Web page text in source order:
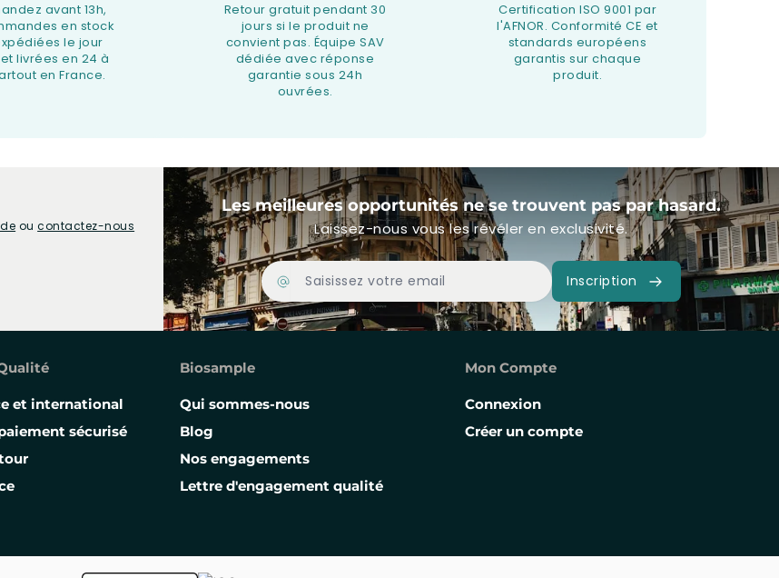
avant 13h,
en stock
le jour
livrées en 24 à
en France.
Retour gratuit pendant 30
jours si le produit ne
convient pas. Équipe SAV
dédiée avec réponse
garantie sous 24h
ouvrées.
Certification ISO 9001 par
l'AFNOR. Conformité CE et
standards européens
garantis sur chaque
produit.
oucontactez-nous
Les meilleures opportunités ne se trouvent pas par hasard.
Laissez-nous vous les révéler en exclusivité.
Adresse Email
Inscription
et international
sécurisé
Biosample
Qui sommes-nous
Blog
Nos engagements
Lettre d'engagement qualité
Mon Compte
Connexion
Créer un compte